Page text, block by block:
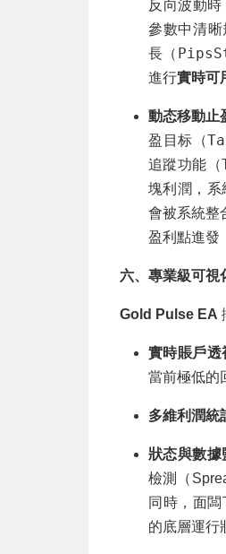
反向波動
參數中清
長（
進行實時可
動态移動
盈目标（
追蹤功能（
塊利潤，系
會被系統整
盈利點進發
六、專業級可
Gold Pulse EA
實時賬戶透
當前極低的
多維利潤統
狀态與數據
檢測（
同時，面
的底層運行